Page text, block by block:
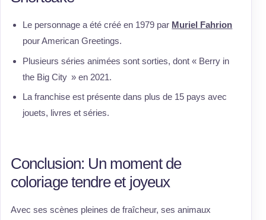
Le personnage a été créé en 1979 par Muriel Fahrion
pour American Greetings.
Plusieurs séries animées sont sorties, dont « Berry in
the Big City » en 2021.
La franchise est présente dans plus de 15 pays avec
jouets, livres et séries.
Conclusion: Un moment de
coloriage tendre et joyeux
Avec ses scènes pleines de fraîcheur, ses animaux